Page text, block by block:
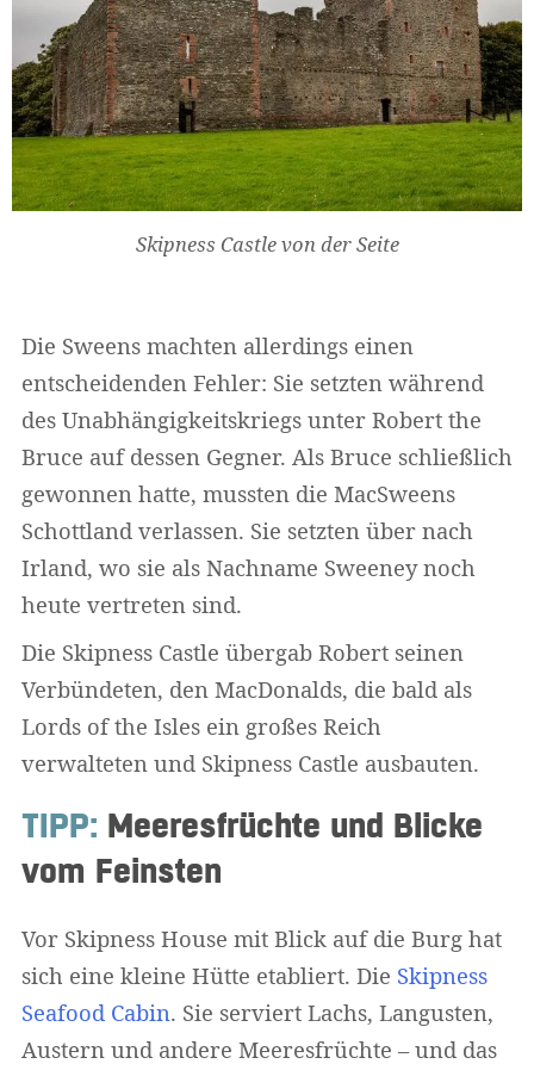
Skipness Castle von der Seite
Die Sweens machten allerdings einen
entscheidenden Fehler: Sie setzten während
des Unabhängigkeitskriegs unter Robert the
Bruce auf dessen Gegner. Als Bruce schließlich
gewonnen hatte, mussten die MacSweens
Schottland verlassen. Sie setzten über nach
Irland, wo sie als Nachname Sweeney noch
heute vertreten sind.
Die Skipness Castle übergab Robert seinen
Verbündeten, den MacDonalds, die bald als
Lords of the Isles ein großes Reich
verwalteten und Skipness Castle ausbauten.
TIPP: Meeresfrüchte und Blicke
vom Feinsten
Vor Skipness House mit Blick auf die Burg hat
sich eine kleine Hütte etabliert. Die Skipness
Seafood Cabin. Sie serviert Lachs, Langusten,
Austern und andere Meeresfrüchte – und das